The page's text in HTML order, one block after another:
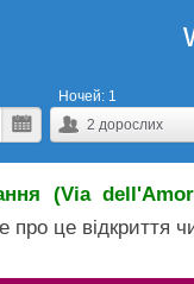
2 дорослих
Ночей: 1
(Via
про це відкриття